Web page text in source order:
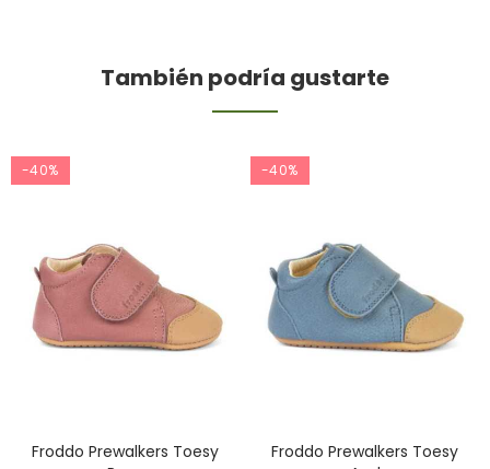
También podría gustarte
-40%
Froddo Prewalkers Toesy
-40%
Froddo Prewalkers Toesy